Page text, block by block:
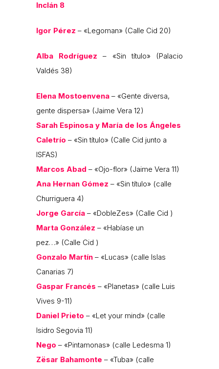
Inclán 8
Igor Pérez – «Legoman» (Calle Cid 20)
Alba Rodríguez – «Sin título» (Palacio
Valdés 38)
Elena Mostoenvena – «Gente diversa,
gente dispersa» (Jaime Vera 12)
Sarah Espinosa y María de los Ángeles
Caletrío – «Sin título» (Calle Cid junto a
ISFAS)
Marcos Abad – «Ojo-flor» (Jaime Vera 11)
Ana Hernan Gómez – «Sin título» (calle
Churriguera 4)
Jorge García – «DobleZes» (Calle Cid )
Marta González – «Habíase un
pez…» (Calle Cid )
Gonzalo Martín – «Lucas» (calle Islas
Canarias 7)
Gaspar Francés – «Planetas» (calle Luis
Vives 9-11)
Daniel Prieto – «Let your mind» (calle
Isidro Segovia 11)
Nego – «Pintamonas» (calle Ledesma 1)
Zësar Bahamonte – «Tuba» (calle